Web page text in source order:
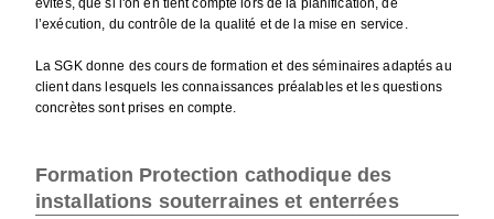
l’exécution, du contrôle de la qualité et de la mise en service.
La SGK donne des cours de formation et des séminaires adaptés au
client dans lesquels les connaissances préalables et les questions
concrètes sont prises en compte.
Formation Protection cathodique des
installations souterraines et enterrées